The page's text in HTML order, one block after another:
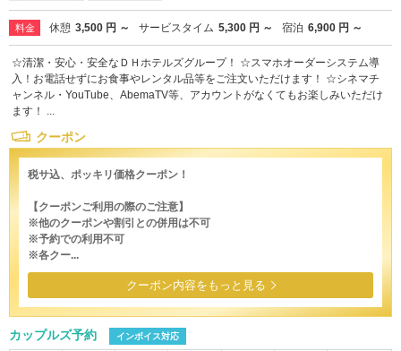
料金 休憩 3,500 円 ～ サービスタイム 5,300 円 ～ 宿泊 6,900 円 ～
☆清潔・安心・安全なＤＨホテルズグループ！ ☆スマホオーダーシステム導
入！お電話せずにお食事やレンタル品等をご注文いただけます！ ☆シネマチ
ャンネル・YouTube、AbemaTV等、アカウントがなくてもお楽しみいただけ
ます！ ...
クーポン
税サ込、ポッキリ価格クーポン！
【クーポンご利用の際のご注意】
※他のクーポンや割引との併用は不可
※予約での利用不可
※各クー...
クーポン内容をもっと見る
カップルズ予約 インボイス対応